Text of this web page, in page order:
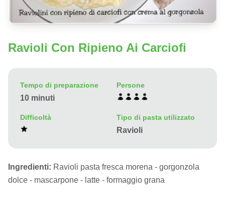
Ravioli Con Ripieno Ai Carciofi
Tempo di preparazione
10 minuti
Persone
Difficoltà Tipo di pasta utilizzato
Ravioli
Ingredienti: Ravioli pasta fresca morena - gorgonzola
dolce - mascarpone - latte - formaggio grana